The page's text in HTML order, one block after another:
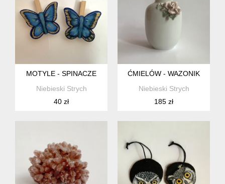
MOTYLE - SPINACZE
Niebieski Strych
40 zł
ĆMIELÓW - WAZONIK
Niebieski Strych
185 zł